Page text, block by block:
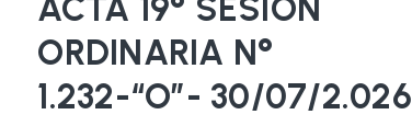
ORDINARIA N°
1.232-“O”- 30/07/2.026